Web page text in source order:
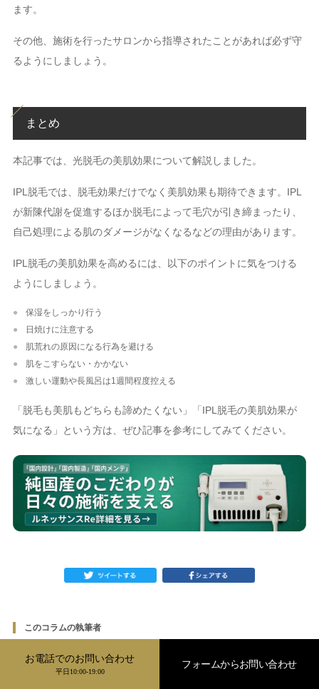
ます。
その他、施術を行ったサロンから指導されたことがあれば必ず守
るようにしましょう。
まとめ
本記事では、光脱毛の美肌効果について解説しました。
IPL脱毛では、脱毛効果だけでなく美肌効果も期待できます。IPL
が新陳代謝を促進するほか脱毛によって毛穴が引き締まったり、
自己処理による肌のダメージがなくなるなどの理由があります。
IPL脱毛の美肌効果を高めるには、以下のポイントに気をつける
ようにしましょう。
保湿をしっかり行う
日焼けに注意する
肌荒れの原因になる行為を避ける
肌をこすらない・かかない
激しい運動や長風呂は1週間程度控える
「脱毛も美肌もどちらも諦めたくない」「IPL脱毛の美肌効果が
気になる」という方は、ぜひ記事を参考にしてみてください。
このコラムの執筆者
お電話でのお問い合わせ
平日10:00-19:00
フォームからお問い合わせ